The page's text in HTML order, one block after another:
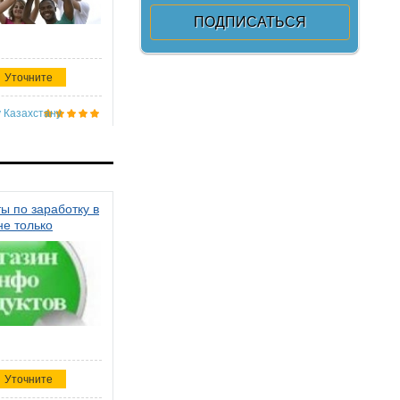
Уточните
Казахстану
по заработку в
только
Уточните